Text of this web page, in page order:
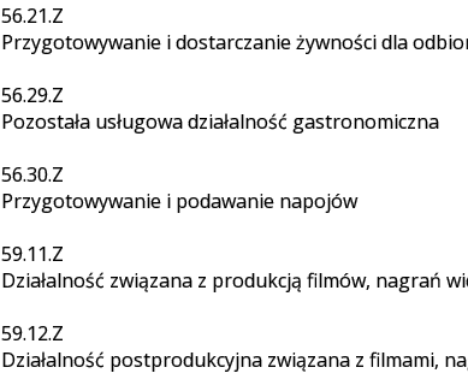
56.21.Z
Przygotowywanie i dostarczanie żywności dla
56.29.Z
Pozostała usługowa działalność gastronomiczna
56.30.Z
Przygotowywanie i podawanie napojów
59.11.Z
Działalność związana z produkcją filmów, nagrań
59.12.Z
Działalność postprodukcyjna związana z filmami,